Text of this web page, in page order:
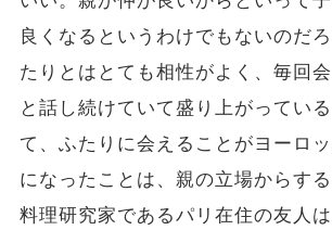
良くなるというわけでもないのだ
たりとはとても相性がよく、毎回
と話し続けていて盛り上がってい
て、ふたりに会えることがヨーロ
になったことは、親の立場からする
料理研究家であるパリ在住の友人